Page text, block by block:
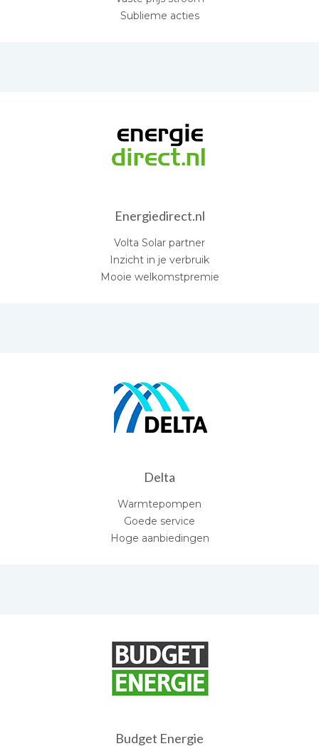
Sublieme acties
Energiedirect.nl
Volta Solar partner
Inzicht in je verbruik
Mooie welkomstpremie
Delta
Warmtepompen
Goede service
Hoge aanbiedingen
Budget Energie